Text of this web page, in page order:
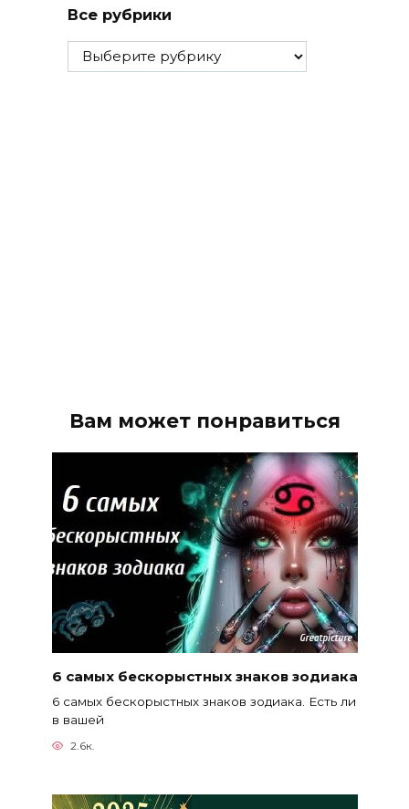
Все рубрики
Все
рубрики
Вам может понравиться
6 самых бескорыстных знаков зодиака
6 самых бескорыстных знаков зодиака. Есть ли
в вашей
2.6к.